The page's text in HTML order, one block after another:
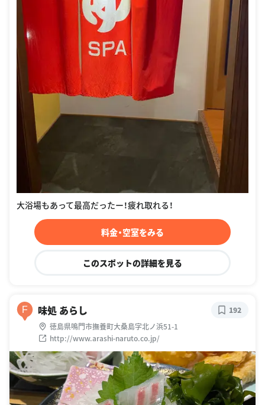
大浴場もあって最高だったー！疲れ取れる！
料金・空室をみる
このスポットの詳細を見る
F 味処 あらし
徳島県鳴門市撫養町大桑島字北ノ浜51-1
http://www.arashi-naruto.co.jp/
192